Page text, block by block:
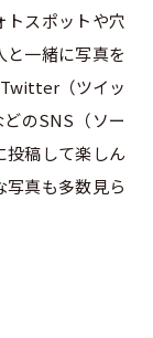
トスポットや穴
一緒に写真を
（ツイッ
のSNS（ソー
投稿して楽しん
真も多数見ら